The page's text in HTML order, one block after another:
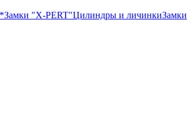
Замки "X-PERT"Цилиндры и личинкиЗамки